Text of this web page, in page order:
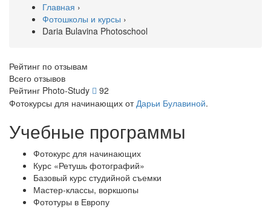
Главная ›
Фотошколы и курсы ›
Daria Bulavina Photoschool
Рейтинг по отзывам
Всего отзывов
Рейтинг Photo-Study
92
Фотокурсы для начинающих отДарьи Булавиной.
Учебные программы
Фотокурс для начинающих
Курс «Ретушь фотографий»
Базовый курс студийной съемки
Мастер-классы, воркшопы
Фототуры в Европу